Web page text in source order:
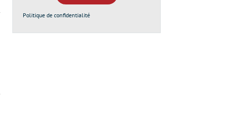
Politique de confidentialité